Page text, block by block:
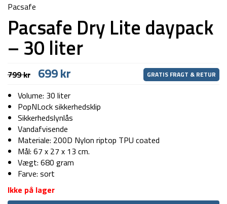
Pacsafe
Pacsafe Dry Lite daypack
– 30 liter
799kr Den
oprindelige
pris
var:
799 kr.
699kr
er:
699 kr.
GRATIS FRAGT & RETUR
Volume: 30 liter
PopNLock sikkerhedsklip
Sikkerhedslynlås
Vandafvisende
Materiale: 200D Nylon riptop TPU coated
Mål: 67 x 27 x 13 cm.
Vægt: 680 gram
Farve: sort
Ikke på lager